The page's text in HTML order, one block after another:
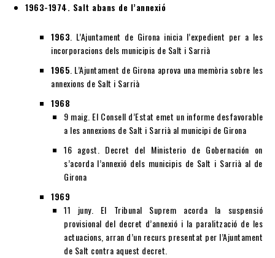
1963-1974. Salt abans de l’annexió
1963. L’Ajuntament de Girona inicia l’expedient per a les
incorporacions dels municipis de Salt i Sarrià
1965. L’Ajuntament de Girona aprova una memòria sobre les
annexions de Salt i Sarrià
1968
9 maig. El Consell d’Estat emet un informe desfavorable
a les annexions de Salt i Sarrià al municipi de Girona
16 agost. Decret del Ministerio de Gobernación on
s’acorda l’annexió dels municipis de Salt i Sarrià al de
Girona
1969
11 juny. El Tribunal Suprem acorda la suspensió
provisional del decret d’annexió i la paralització de les
actuacions, arran d’un recurs presentat per l’Ajuntament
de Salt contra aquest decret.